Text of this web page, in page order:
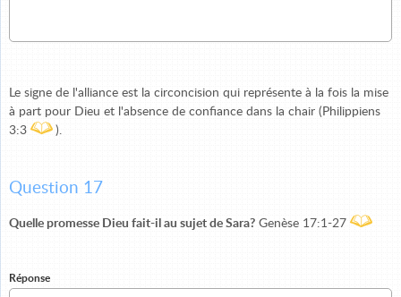
Le signe de l'alliance est la circoncision qui représente à la fois la mise
à part pour Dieu et l'absence de confiance dans la chair (Philippiens
3:3
).
Question 17
Quelle promesse Dieu fait-il au sujet de Sara? Genèse 17:1-27
Réponse